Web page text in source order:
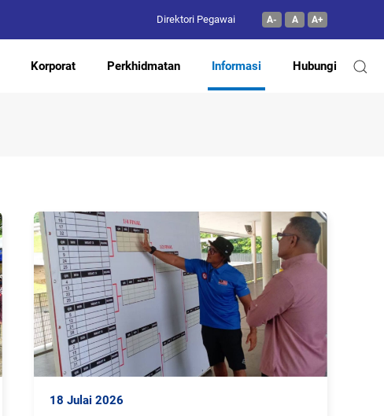
Direktori Pegawai A- A A+
Korporat Perkhidmatan Informasi Hubungi
18 Julai 2026